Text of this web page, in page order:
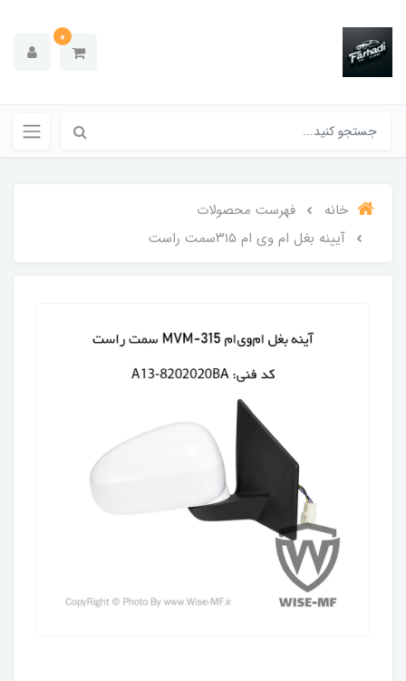
0
خانه
فهرست محصولات
آیینه بغل ام وی ام ۳۱۵سمت راست